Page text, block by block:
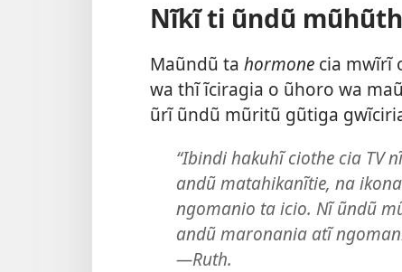
Nĩkĩ ti ũndũ
Maũndũ ta hormone cia mwĩrĩ
wa thĩ ĩciragia o ũhoro wa
ũrĩ ũndũ mũritũ gũtiga
“Ibindi hakuhĩ ciothe cia
andũ matahikanĩtie, na
ngomanio ta icio. Nĩ ũndũ
andũ maronania atĩ
—Ruth.